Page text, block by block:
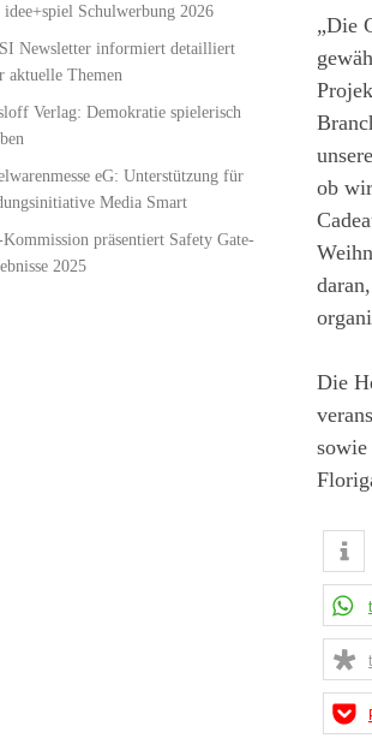
„Die
ob
Die
idee+spiel Schulwerbung 2026
Newsletter informiert detailliert
aktuelle Themen
Verlag: Demokratie spielerisch
eG: Unterstützung für
Media Smart
präsentiert Safety Gate-
2025